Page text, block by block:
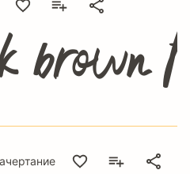
brown